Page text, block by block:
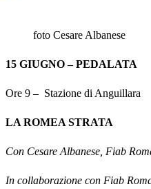
foto Cesare Albanese
15 GIUGNO – PEDALATA
Ore 9 – Stazione di Anguillara
LA ROMEA STRATA
Con Cesare Albanese, Fiab
In collaborazione con Fiab